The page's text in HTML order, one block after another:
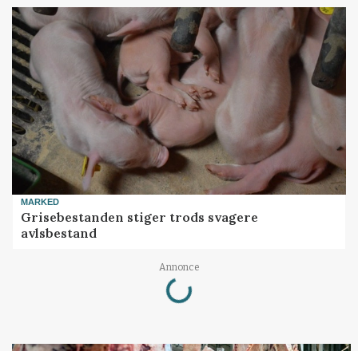
MARKED
Grisebestanden stiger trods svagere
avlsbestand
Annonce
Loading...